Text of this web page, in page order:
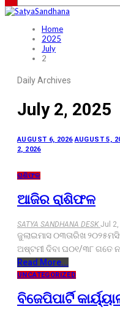
Home
2025
July
2
Daily Archives
July 2, 2025
AUGUST 6, 2026 AUGUST 5,
2, 2026
ରାଶିଫଳ
ଆଜିର ରାଶିଫଳ
SATYA SANDHANA DESKJul 2,
ଜୁଲାଇମାସ ୦୩ତାରିଖ
ଅଷ୍ଟମୀ ଦିବା ଘ୦୧/୩୮ ଗତେ
Read More...
UNCATEGORIZED
ବିଜେପିପାର୍ଟି